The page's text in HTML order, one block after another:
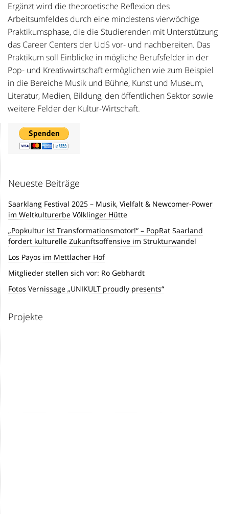
Ergänzt wird die theoroetische Reflexion des
Arbeitsumfeldes durch eine mindestens vierwöchige
Praktikumsphase, die die Studierenden mit Unterstützung
das Career Centers der UdS vor- und nachbereiten. Das
Praktikum soll Einblicke in mögliche Berufsfelder in der
Pop- und Kreativwirtschaft ermöglichen wie zum Beispiel
in die Bereiche Musik und Bühne, Kunst und Museum,
Literatur, Medien, Bildung, den öffentlichen Sektor sowie
weitere Felder der Kultur-Wirtschaft.
Neueste Beiträge
Saarklang Festival 2025 – Musik, Vielfalt & Newcomer-Power
im Weltkulturerbe Völklinger Hütte
„Popkultur ist Transformationsmotor!“ – PopRat Saarland
fordert kulturelle Zukunftsoffensive im Strukturwandel
Los Payos im Mettlacher Hof
Mitglieder stellen sich vor: Ro Gebhardt
Fotos Vernissage „UNIKULT proudly presents“
Projekte